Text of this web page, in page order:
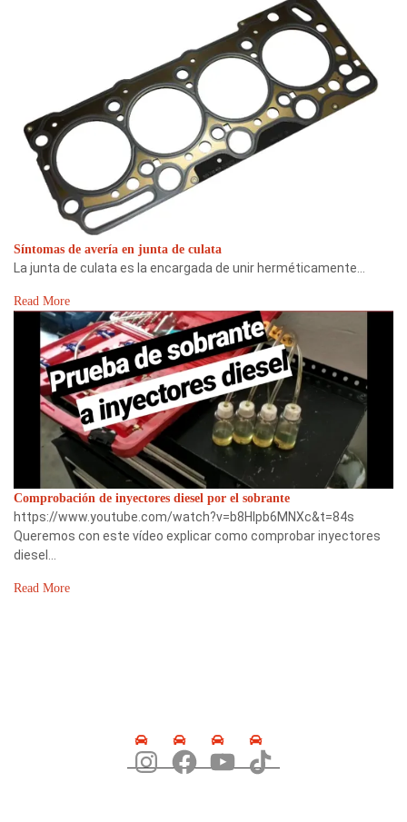
Síntomas de avería en junta de culata
La junta de culata es la encargada de unir herméticamente…
Read More
Comprobación de inyectores diesel por el sobrante
https://www.youtube.com/watch?v=b8Hlpb6MNXc&t=84s
Queremos con este vídeo explicar como comprobar inyectores
diesel…
Read More